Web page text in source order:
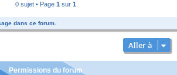
0 sujet • Page 1 sur 1
dans ce forum.
Aller à
Permissions du forum